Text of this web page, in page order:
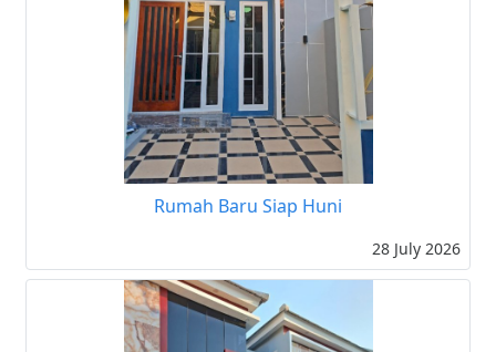
Rumah Baru Siap Huni
28 July 2026